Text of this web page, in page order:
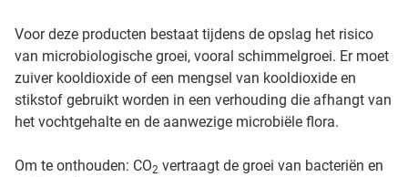
Voor deze producten bestaat tijdens de opslag het risico
van microbiologische groei, vooral schimmelgroei. Er moet
zuiver kooldioxide of een mengsel van kooldioxide en
stikstof gebruikt worden in een verhouding die afhangt van
het vochtgehalte en de aanwezige microbiële flora.
Om te onthouden: CO2 vertraagt de groei van bacteriën en